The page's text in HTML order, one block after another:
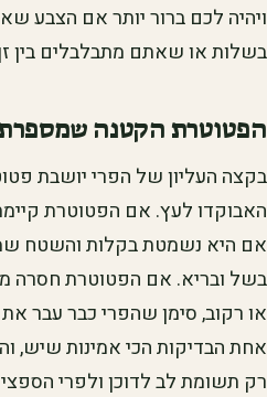
ויהיה לכם ברור יותר אם הצבע
בשלות או שאתם מתבלבלים בין
הפטוטרת הקטנה
בקצה העליון של הפרי יושבת
האבוקדו לעץ. אם הפטוטרת
אם היא נשמטת בקלות והשטח
בשל ובריא. אם הפטוטרת חסרה
או רקוב, סימן שהפרי כבר עבר
אחת הבדיקות הכי אמינות שיש,
רק תשומת לב לדוכן ולפרי